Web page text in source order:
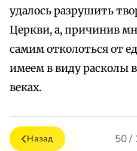
удалось разрушить
Церкви, а, причинив
самим отколоться от
имеем в виду расколы
веках.
Назад 50 /